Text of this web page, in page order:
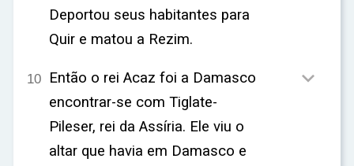
Deportou seus habitantes para
Quir e matou a Rezim.
10 Então o rei Acaz foi a Damasco
encontrar-se com Tiglate-
Pileser, rei da Assíria. Ele viu o
altar que havia em Damasco e
